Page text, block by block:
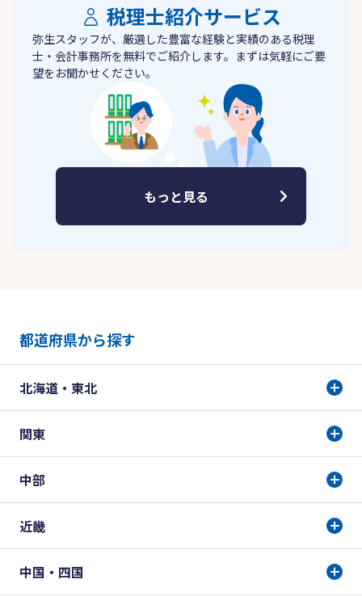
税理士紹介サービス
弥生スタッフが、厳選した豊富な経験と実績のある税理
士・会計事務所を無料でご紹介します。まずは気軽にご要
望をお聞かせください。
もっと見る
都道府県から探す
北海道・東北
関東
中部
近畿
中国・四国